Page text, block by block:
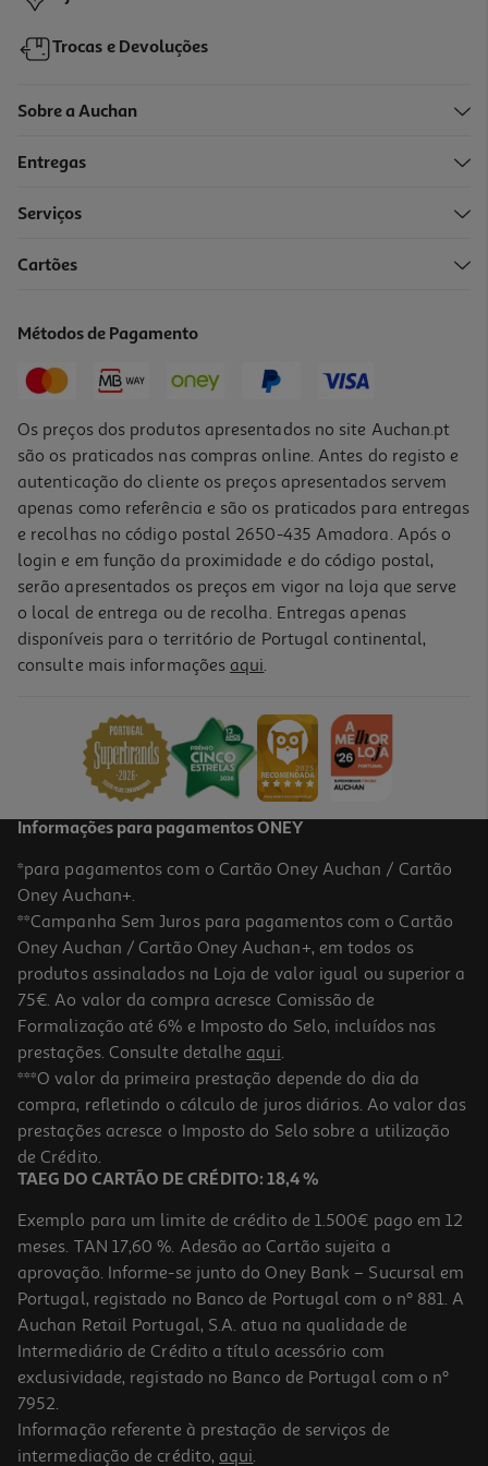
-25%
Price reduced from
3,99 €to
Promoção
Flamingo Insuflável Bestway 128x110x87cm
14,99 €
Boia Neon Bestway Ø76cm Cores Sortidas
2.29 €/un
2,29 €
Trocas e Devoluções
Sobre a Auchan
Entregas
Serviços
Cartões
Métodos de Pagamento
Os preços dos produtos apresentados no site Auchan.pt
são os praticados nas compras online. Antes do registo e
autenticação do cliente os preços apresentados servem
apenas como referência e são os praticados para entregas
e recolhas no código postal 2650-435 Amadora. Após o
login e em função da proximidade e do código postal,
serão apresentados os preços em vigor na loja que serve
o local de entrega ou de recolha. Entregas apenas
disponíveis para o território de Portugal continental,
consulte mais informações aqui.
Informações para pagamentos ONEY
*para pagamentos com o Cartão Oney Auchan / Cartão
Oney Auchan+.
**Campanha Sem Juros para pagamentos com o Cartão
Oney Auchan / Cartão Oney Auchan+, em todos os
produtos assinalados na Loja de valor igual ou superior a
75€. Ao valor da compra acresce Comissão de
Formalização até 6% e Imposto do Selo, incluídos nas
prestações. Consulte detalhe aqui.
***O valor da primeira prestação depende do dia da
compra, refletindo o cálculo de juros diários. Ao valor das
prestações acresce o Imposto do Selo sobre a utilização
de Crédito.
TAEG DO CARTÃO DE CRÉDITO: 18,4 %
Exemplo para um limite de crédito de 1.500€ pago em 12
meses. TAN 17,60 %. Adesão ao Cartão sujeita a
aprovação. Informe-se junto do Oney Bank – Sucursal em
Portugal, registado no Banco de Portugal com o nº 881. A
Auchan Retail Portugal, S.A. atua na qualidade de
Intermediário de Crédito a título acessório com
exclusividade, registado no Banco de Portugal com o nº
7952.
Informação referente à prestação de serviços de
intermediação de crédito, aqui.